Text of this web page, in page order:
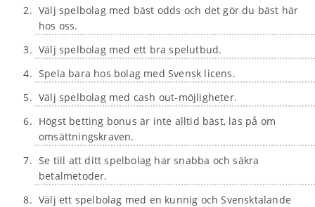
Välj spelbolag med bäst odds och det gör du bäst här
hos oss.
Välj spelbolag med ett bra spelutbud.
Spela bara hos bolag med Svensk licens.
Välj spelbolag med cash out-möjligheter.
Högst betting bonus är inte alltid bäst, läs på om
omsättningskraven.
Se till att ditt spelbolag har snabba och säkra
betalmetoder.
Välj ett spelbolag med en kunnig och Svensktalande